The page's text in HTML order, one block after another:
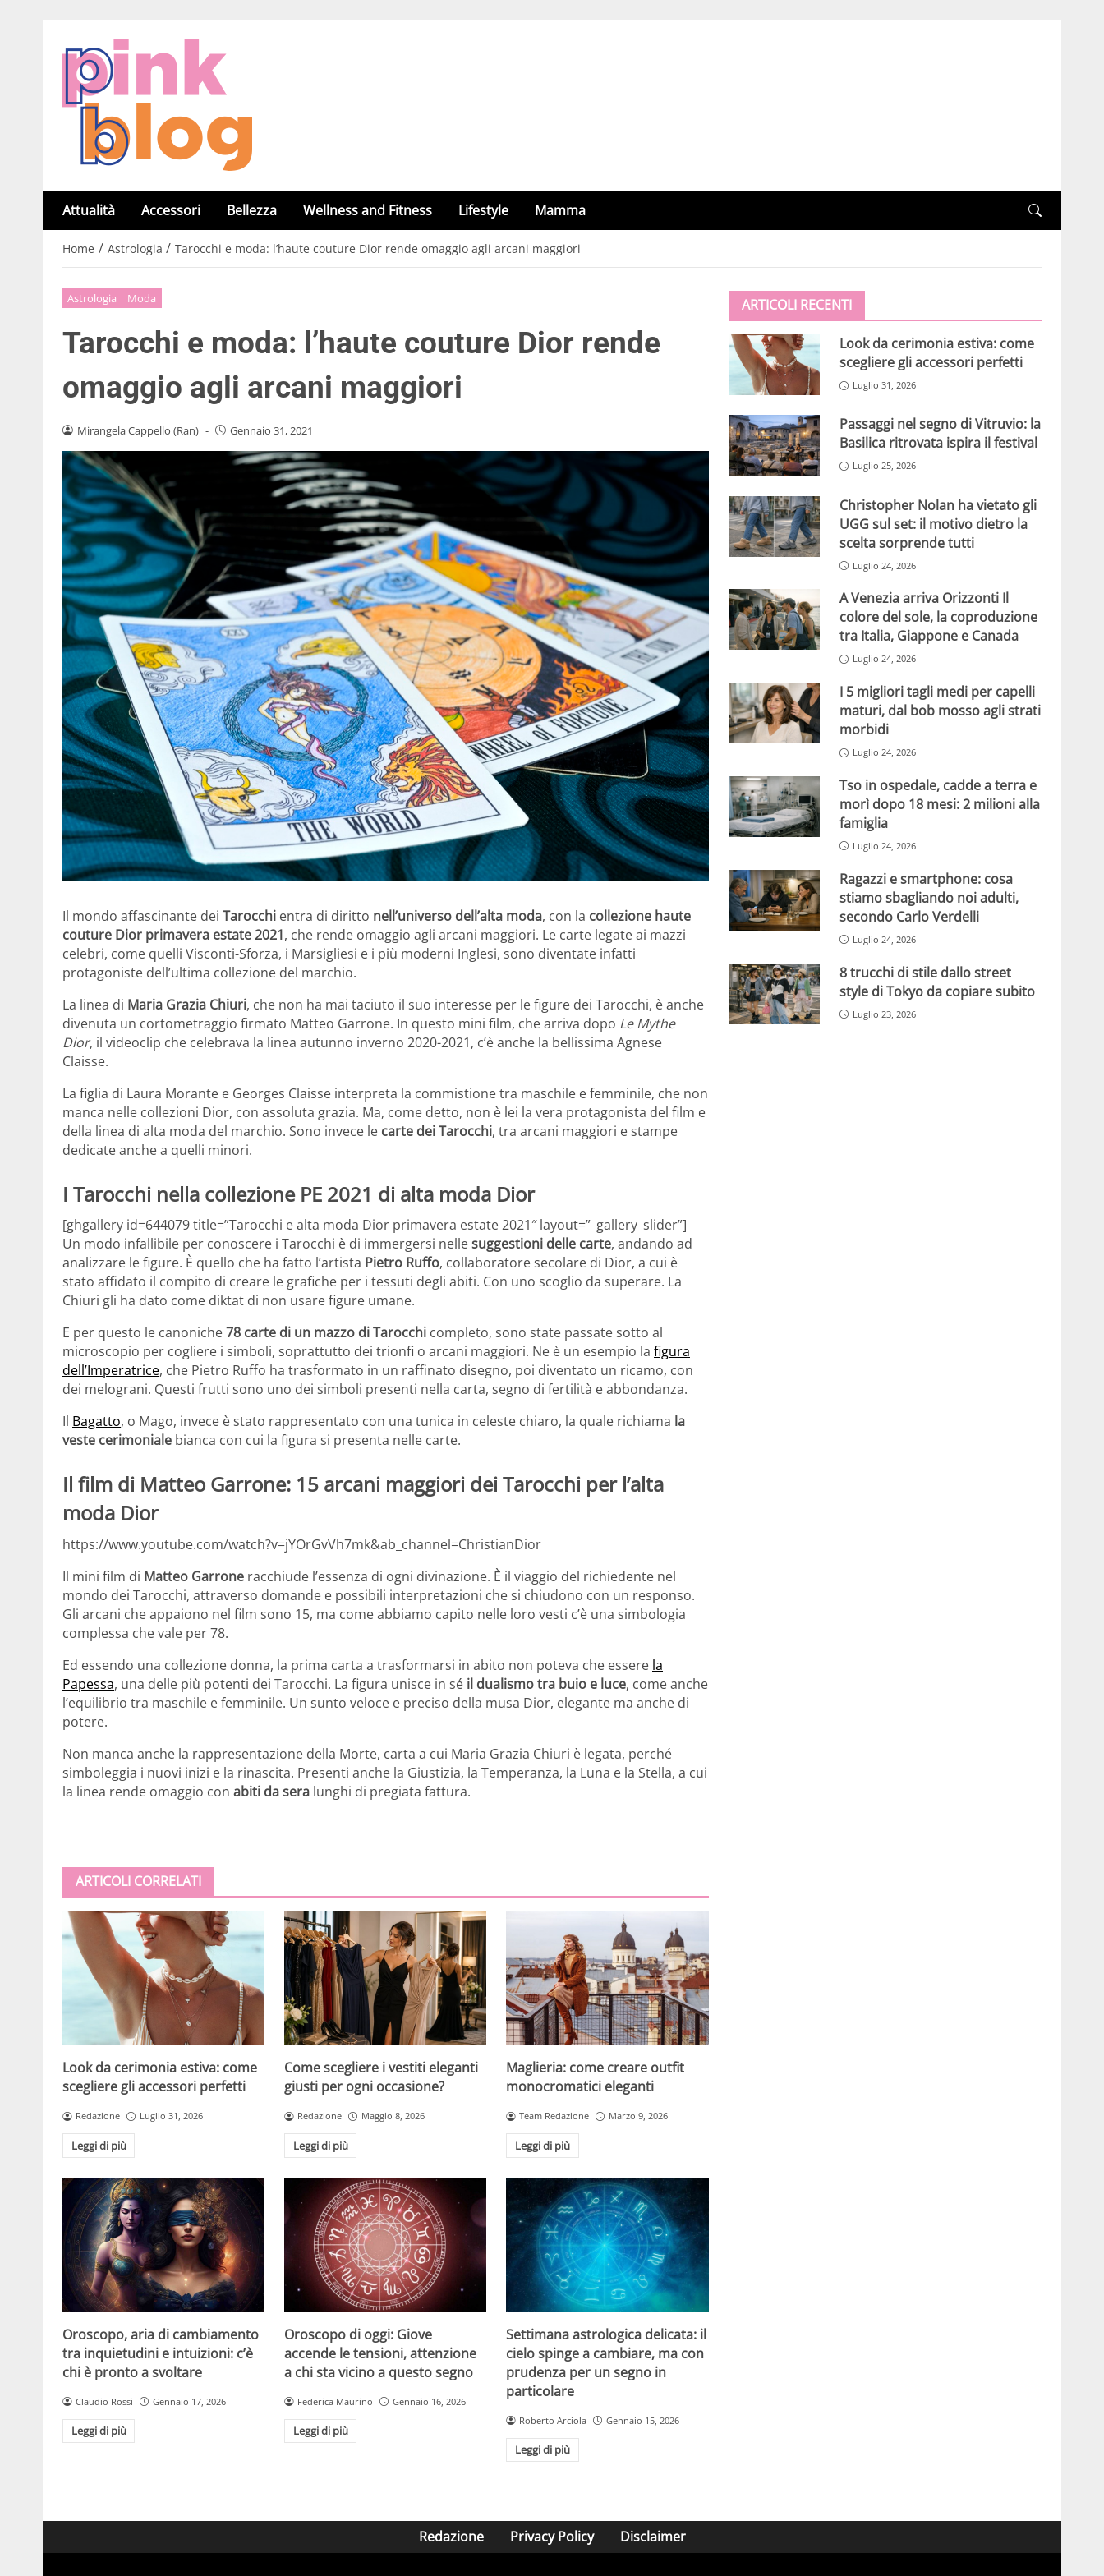
Attualità Accessori Bellezza Wellness and Fitness Lifestyle Mamma
Home / Astrologia / Tarocchi e moda: l’haute couture Dior rende omaggio agli arcani maggiori
Astrologia Moda
Tarocchi e moda: l’haute couture Dior rende
omaggio agli arcani maggiori
Mirangela Cappello (Ran) - Gennaio 31, 2021
Il mondo affascinante dei Tarocchi entra di diritto nell’universo dell’alta moda, con la collezione haute
couture Dior primavera estate 2021, che rende omaggio agli arcani maggiori. Le carte legate ai mazzi
celebri, come quelli Visconti-Sforza, i Marsigliesi e i più moderni Inglesi, sono diventate infatti
protagoniste dell’ultima collezione del marchio.
La linea di Maria Grazia Chiuri, che non ha mai taciuto il suo interesse per le figure dei Tarocchi, è anche
divenuta un cortometraggio firmato Matteo Garrone. In questo mini film, che arriva dopo Le Mythe
Dior, il videoclip che celebrava la linea autunno inverno 2020-2021, c’è anche la bellissima Agnese
Claisse.
La figlia di Laura Morante e Georges Claisse interpreta la commistione tra maschile e femminile, che non
manca nelle collezioni Dior, con assoluta grazia. Ma, come detto, non è lei la vera protagonista del film e
della linea di alta moda del marchio. Sono invece le carte dei Tarocchi, tra arcani maggiori e stampe
dedicate anche a quelli minori.
I Tarocchi nella collezione PE 2021 di alta moda Dior
[ghgallery id=644079 title=”Tarocchi e alta moda Dior primavera estate 2021″ layout=”_gallery_slider”]
Un modo infallibile per conoscere i Tarocchi è di immergersi nellesuggestioni delle carte, andando ad
analizzare le figure. È quello che ha fatto l’artista Pietro Ruffo, collaboratore secolare di Dior, a cui è
stato affidato il compito di creare le grafiche per i tessuti degli abiti. Con uno scoglio da superare. La
Chiuri gli ha dato come diktat di non usare figure umane.
E per questo le canoniche78 carte di un mazzo di Tarocchi completo, sono state passate sotto al
microscopio per cogliere i simboli, soprattutto dei trionfi o arcani maggiori. Ne è un esempio la figura
dell’Imperatrice, che Pietro Ruffo ha trasformato in un raffinato disegno, poi diventato un ricamo, con
dei melograni. Questi frutti sono uno dei simboli presenti nella carta, segno di fertilità e abbondanza.
Il Bagatto, o Mago, invece è stato rappresentato con una tunica in celeste chiaro, la quale richiama la
veste cerimoniale bianca con cui la figura si presenta nelle carte.
Il film di Matteo Garrone: 15 arcani maggiori dei Tarocchi per l’alta
moda Dior
https://www.youtube.com/watch?v=jYOrGvVh7mk&ab_channel=ChristianDior
Il mini film di Matteo Garrone racchiude l’essenza di ogni divinazione. È il viaggio del richiedente nel
mondo dei Tarocchi, attraverso domande e possibili interpretazioni che si chiudono con un responso.
Gli arcani che appaiono nel film sono 15, ma come abbiamo capito nelle loro vesti c’è una simbologia
complessa che vale per 78.
Ed essendo una collezione donna, la prima carta a trasformarsi in abito non poteva che essere la
Papessa, una delle più potenti dei Tarocchi. La figura unisce in sé il dualismo tra buio e luce, come anche
l’equilibrio tra maschile e femminile. Un sunto veloce e preciso della musa Dior, elegante ma anche di
potere.
Non manca anche la rappresentazione della Morte, carta a cui Maria Grazia Chiuri è legata, perché
simboleggia i nuovi inizi e la rinascita. Presenti anche la Giustizia, la Temperanza, la Luna e la Stella, a cui
la linea rende omaggio con abiti da sera lunghi di pregiata fattura.
ARTICOLI CORRELATI
Look da cerimonia estiva: come
scegliere gli accessori perfetti
Redazione Luglio 31, 2026
Leggi di più
Come scegliere i vestiti eleganti
giusti per ogni occasione?
Redazione Maggio 8, 2026
Leggi di più
Maglieria: come creare outfit
monocromatici eleganti
Team Redazione Marzo 9, 2026
Leggi di più
Oroscopo, aria di cambiamento
tra inquietudini e intuizioni: c’è
chi è pronto a svoltare
Claudio Rossi Gennaio 17, 2026
Leggi di più
Oroscopo di oggi: Giove
accende le tensioni, attenzione
a chi sta vicino a questo segno
Federica Maurino Gennaio 16, 2026
Leggi di più
Settimana astrologica delicata: il
cielo spinge a cambiare, ma con
prudenza per un segno in
particolare
Roberto Arciola Gennaio 15, 2026
Leggi di più
ARTICOLI RECENTI
Look da cerimonia estiva: come
scegliere gli accessori perfetti
Luglio 31, 2026
Passaggi nel segno di Vitruvio: la
Basilica ritrovata ispira il festival
Luglio 25, 2026
Christopher Nolan ha vietato gli
UGG sul set: il motivo dietro la
scelta sorprende tutti
Luglio 24, 2026
A Venezia arriva Orizzonti Il
colore del sole, la coproduzione
tra Italia, Giappone e Canada
Luglio 24, 2026
I 5 migliori tagli medi per capelli
maturi, dal bob mosso agli strati
morbidi
Luglio 24, 2026
Tso in ospedale, cadde a terra e
morì dopo 18 mesi: 2 milioni alla
famiglia
Luglio 24, 2026
Ragazzi e smartphone: cosa
stiamo sbagliando noi adulti,
secondo Carlo Verdelli
Luglio 24, 2026
8 trucchi di stile dallo street
style di Tokyo da copiare subito
Luglio 23, 2026
Redazione Privacy Policy Disclaimer